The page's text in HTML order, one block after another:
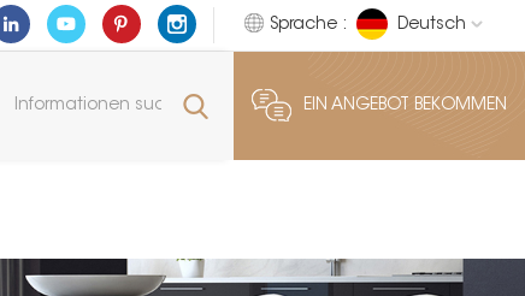
Sprache : Deutsch
EIN ANGEBOT BEKOMMEN